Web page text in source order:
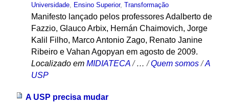
Universidade, Ensino Superior, Transformação
Manifesto lançado pelos professores Adalberto de
Fazzio, Glauco Arbix, Hernán Chaimovich, Jorge
Kalil Filho, Marco Antonio Zago, Renato Janine
Ribeiro e Vahan Agopyan em agosto de 2009.
Localizado em MIDIATECA /…/Quem somos /A
USP
A USP precisa mudar